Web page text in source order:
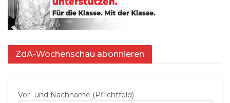
ZdA-Wochenschau abonnieren
Vor- und Nachname (Pflichtfeld)